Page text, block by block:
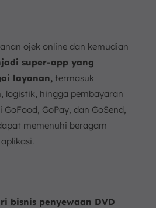
ojek online dan kemudian
super-app yang
layanan, termasuk
logistik, hingga pembayaran
GoPay, dan GoSend,
memenuhi beragam
bisnis penyewaan DVD